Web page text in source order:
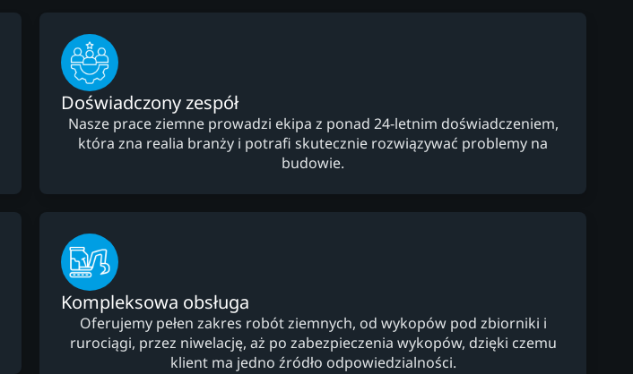
Doświadczony zespół
Nasze prace ziemne prowadzi ekipa z ponad 24-letnim doświadczeniem,
która zna realia branży i potrafi skutecznie rozwiązywać problemy na
budowie.
Kompleksowa obsługa
Oferujemy pełen zakres robót ziemnych, od wykopów pod zbiorniki i
rurociągi, przez niwelację, aż po zabezpieczenia wykopów, dzięki czemu
klient ma jedno źródło odpowiedzialności.